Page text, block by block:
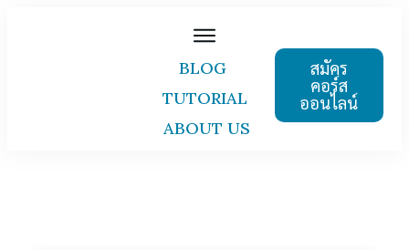
BLOG
TUTORIAL
ABOUT US
สมัคร
คอร์ส
ออนไลน์